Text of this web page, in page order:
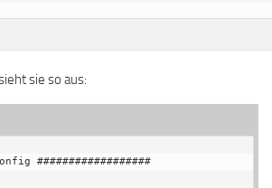
sie so aus:
##################